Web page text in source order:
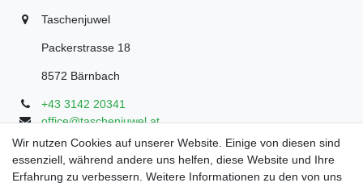
Taschenjuwel
Packerstrasse 18
8572 Bärnbach
+43 3142 20341
office@taschenjuwel.at
Montag - Freitag: 08:30 - 18:00
Samstag: 8:30 - 17 Uhr
Wir nutzen Cookies auf unserer Website. Einige von diesen sind
essenziell, während andere uns helfen, diese Website und Ihre
Erfahrung zu verbessern. Weitere Informationen zu den von uns